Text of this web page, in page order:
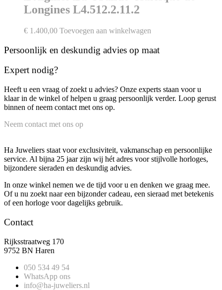
Longines L4.512.2.11.2
€ 1.400,00 Toevoegen aan winkelwagen
Persoonlijk en deskundig advies op maat
Expert nodig?
Heeft u een vraag of zoekt u advies? Onze experts staan voor u
klaar in de winkel of helpen u graag persoonlijk verder. Loop gerust
binnen of neem contact met ons op.
Neem contact met ons op
Ha Juweliers staat voor exclusiviteit, vakmanschap en persoonlijke
service. Al bijna 25 jaar zijn wij hét adres voor stijlvolle horloges,
bijzondere sieraden en deskundig advies.
In onze winkel nemen we de tijd voor u en denken we graag mee.
Of u nu zoekt naar een bijzonder cadeau, een sieraad met betekenis
of een horloge voor dagelijks gebruik.
Contact
Rijksstraatweg 170
9752 BN Haren
050 534 49 54
WhatsApp ons
info@ha-juweliers.nl